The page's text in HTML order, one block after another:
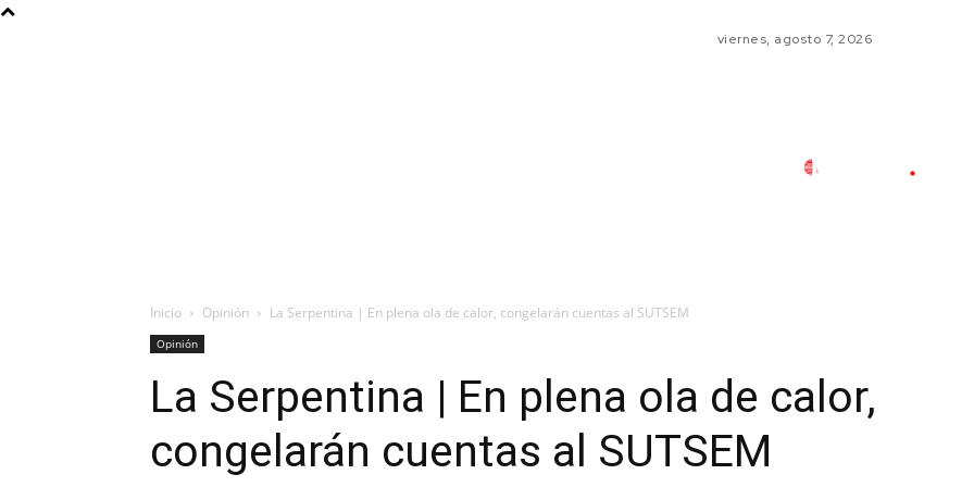
viernes, agosto 7, 2026
Inicio Opinión La Serpentina | En plena ola de calor, congelarán cuentas al SUTSEM
Opinión
La Serpentina | En plena ola de calor,
congelarán cuentas al SUTSEM